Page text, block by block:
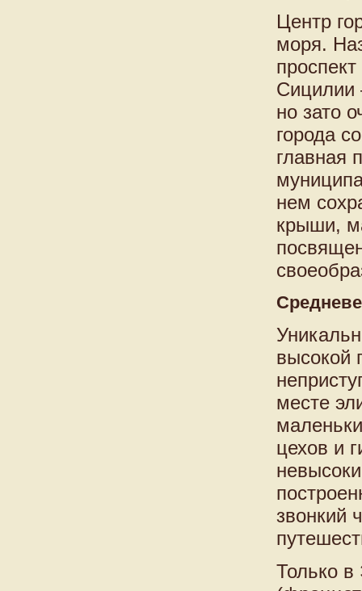
Центр
моря.
Сицилии
но зато
города
главная
нем
крыши,
высокой
месте
цехов и
звонкий
Только в